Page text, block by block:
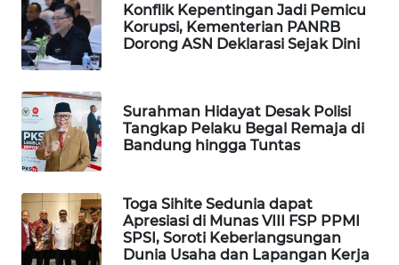
Konflik Kepentingan Jadi Pemicu
Korupsi, Kementerian PANRB
Dorong ASN Deklarasi Sejak Dini
Surahman Hidayat Desak Polisi
Tangkap Pelaku Begal Remaja di
Bandung hingga Tuntas
Toga Sihite Sedunia dapat
Apresiasi di Munas VIII FSP PPMI
SPSI, Soroti Keberlangsungan
Dunia Usaha dan Lapangan Kerja
WN
BINTAN
WN
MANDALIKA
WN
WN
LABUANBAJO